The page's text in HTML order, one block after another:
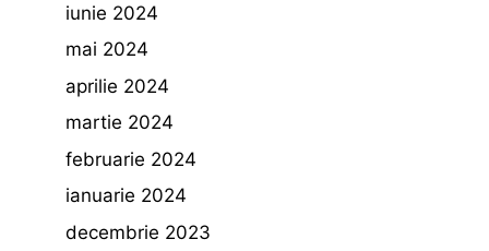
iunie 2024
mai 2024
aprilie 2024
martie 2024
februarie 2024
ianuarie 2024
decembrie 2023